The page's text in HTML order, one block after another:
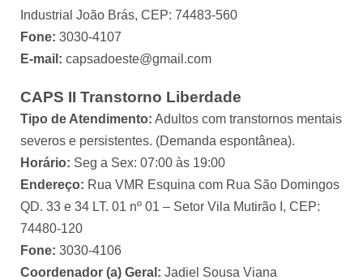
Industrial João Brás, CEP: 74483-560
Fone: 3030-4107
E-mail: capsadoeste@gmail.com
CAPS II Transtorno Liberdade
Tipo de Atendimento: Adultos com transtornos mentais
severos e persistentes. (Demanda espontânea).
Horário: Seg a Sex: 07:00 às 19:00
Endereço: Rua VMR Esquina com Rua São Domingos
QD. 33 e 34 LT. 01 nº 01 – Setor Vila Mutirão I, CEP:
74480-120
Fone: 3030-4106
Coordenador (a) Geral: Jadiel Sousa Viana